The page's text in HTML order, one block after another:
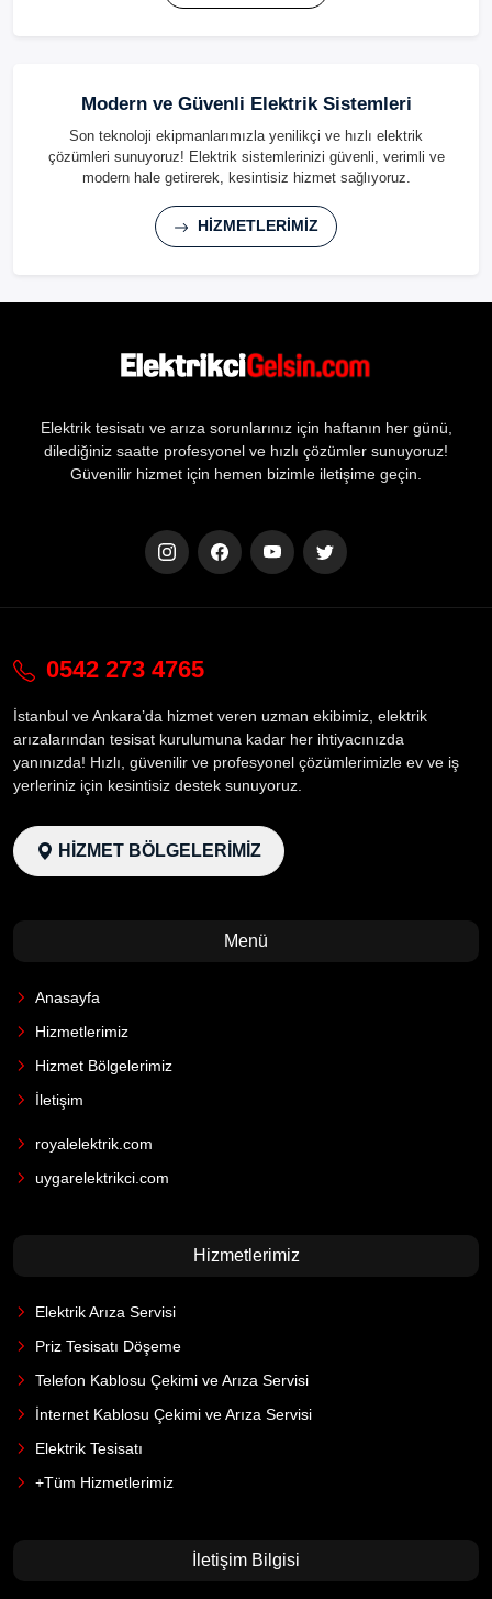
Modern ve Güvenli Elektrik Sistemleri
Son teknoloji ekipmanlarımızla yenilikçi ve hızlı elektrik
çözümleri sunuyoruz! Elektrik sistemlerinizi güvenli, verimli ve
modern hale getirerek, kesintisiz hizmet sağlıyoruz.
HİZMETLERİMİZ
Elektrik tesisatı ve arıza sorunlarınız için haftanın her günü,
dilediğiniz saatte profesyonel ve hızlı çözümler sunuyoruz!
Güvenilir hizmet için hemen bizimle iletişime geçin.
0542 273 4765
İstanbul ve Ankara’da hizmet veren uzman ekibimiz, elektrik
arızalarından tesisat kurulumuna kadar her ihtiyacınızda
yanınızda! Hızlı, güvenilir ve profesyonel çözümlerimizle ev ve iş
yerleriniz için kesintisiz destek sunuyoruz.
HİZMET BÖLGELERİMİZ
Menü
Anasayfa
Hizmetlerimiz
Hizmet Bölgelerimiz
İletişim
royalelektrik.com
uygarelektrikci.com
Hizmetlerimiz
Elektrik Arıza Servisi
Priz Tesisatı Döşeme
Telefon Kablosu Çekimi ve Arıza Servisi
İnternet Kablosu Çekimi ve Arıza Servisi
Elektrik Tesisatı
+Tüm Hizmetlerimiz
İletişim Bilgisi